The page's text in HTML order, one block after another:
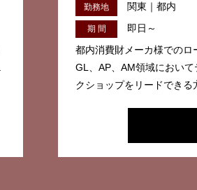
勤務地 関東｜都内
期 間
即日～
都内消費財メーカ様でのロ
GL、AP、AM領域におい
クショップをリードできる